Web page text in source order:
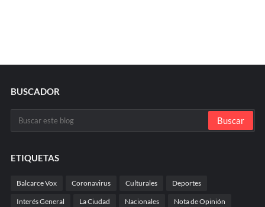
BUSCADOR
ETIQUETAS
Balcarce Vox Coronavirus Culturales Deportes
Interés General La Ciudad Nacionales Nota de Opinión